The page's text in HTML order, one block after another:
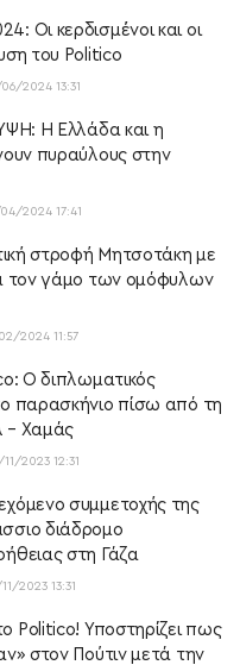
Οι κερδισμένοι και οι
του Politico
2024 13:31
H Ελλάδα και η
πυραύλους στην
2024 17:41
στροφή Μητσοτάκη με
τον γάμο των ομόφυλων
2024 11:57
Ο διπλωματικός
παρασκήνιο πίσω από τη
– Χαμάς
2023 12:31
συμμετοχής της
διάδρομο
στη Γάζα
2023 13:31
Politico! Υποστηρίζει πως
στον Πούτιν μετά την